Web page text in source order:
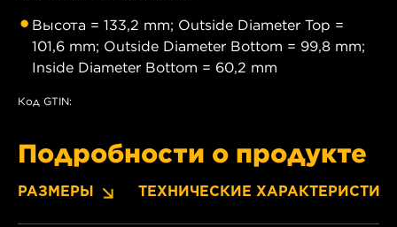
Высота = 133,2 mm; Outside Diameter Top =
101,6 mm; Outside Diameter Bottom = 99,8 mm;
Inside Diameter Bottom = 60,2 mm
Код GTIN:
Подробности о продукте
РАЗМЕРЫ ТЕХНИЧЕСКИЕ